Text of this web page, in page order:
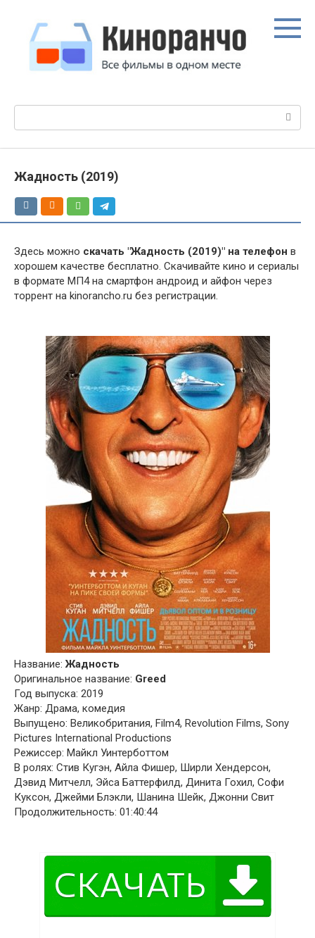
контенту
Жадность (2019)
Здесь можно скачать "Жадность (2019)" на телефон в
хорошем качестве бесплатно. Скачивайте кино и сериалы
в формате МП4 на смартфон андроид и айфон через
торрент на kinorancho.ru без регистрации.
Название:Жадность
Оригинальное название: Greed
Год выпуска: 2019
Жанр: Драма, комедия
Выпущено: Великобритания, Film4, Revolution Films, Sony
Pictures International Productions
Режиссер: Майкл Уинтерботтом
В ролях: Стив Кугэн, Айла Фишер, Ширли Хендерсон,
Дэвид Митчелл, Эйса Баттерфилд, Динита Гохил, Софи
Куксон, Джейми Блэкли, Шанина Шейк, Джонни Свит
Продолжительность: 01:40:44